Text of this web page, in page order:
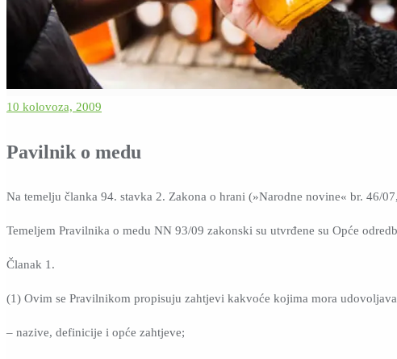
10 kolovoza, 2009
Pavilnik o medu
Na temelju članka 94. stavka 2. Zakona o hrani (»Narodne novine« br. 46/
Temeljem Pravilnika o medu NN 93/09 zakonski su utvrđene su Opće
Članak 1.
(1) Ovim se Pravilnikom propisuju zahtjevi kakvoće kojima mora
– nazive, definicije i opće zahtjeve;